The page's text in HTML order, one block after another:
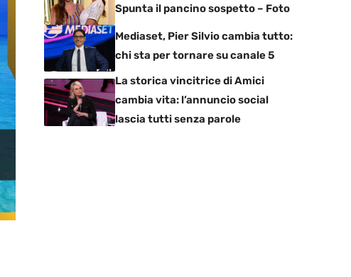
Spunta il pancino sospetto – Foto
Mediaset, Pier Silvio cambia tutto:
chi sta per tornare su canale 5
La storica vincitrice di Amici
cambia vita: l’annuncio social
lascia tutti senza parole